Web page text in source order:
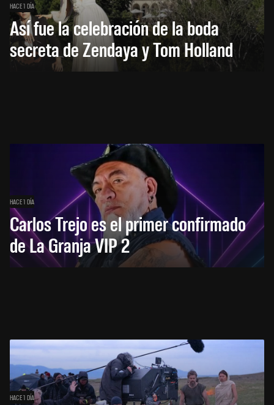
HACE 1 DÍA
Así fue la celebración de la boda
secreta de Zendaya y Tom Holland
HACE 1 DÍA
Carlos Trejo es el primer confirmado
de La Granja VIP 2
HACE 1 DÍA